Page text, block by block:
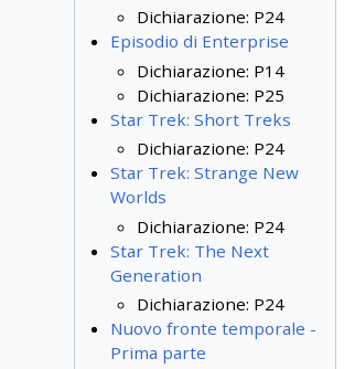
Dichiarazione: P24
Episodio di Enterprise
Dichiarazione: P14
Dichiarazione: P25
Star Trek: Short Treks
Dichiarazione: P24
Star Trek: Strange New
Worlds
Dichiarazione: P24
Star Trek: The Next
Generation
Dichiarazione: P24
Nuovo fronte temporale -
Prima parte